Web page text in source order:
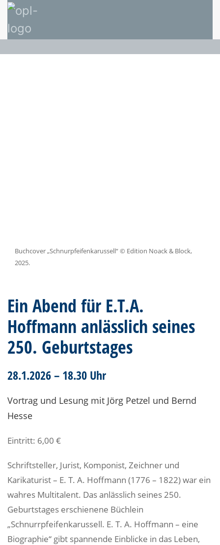
Buchcover „Schnurpfeifenkarussell“ © Edition Noack & Block,
2025.
Ein Abend für E.T.A.
Hoffmann anlässlich seines
250. Geburtstages
28.1.2026 – 18.30 Uhr
Vortrag und Lesung mit Jörg Petzel und Bernd
Hesse
Eintritt: 6,00 €
Schriftsteller, Jurist, Komponist, Zeichner und
Karikaturist – E. T. A. Hoffmann (1776 – 1822) war ein
wahres Multitalent. Das anlässlich seines 250.
Geburtstages erschienene Büchlein
„Schnurrpfeifenkarussell. E. T. A. Hoffmann – eine
Biographie“ gibt spannende Einblicke in das Leben,